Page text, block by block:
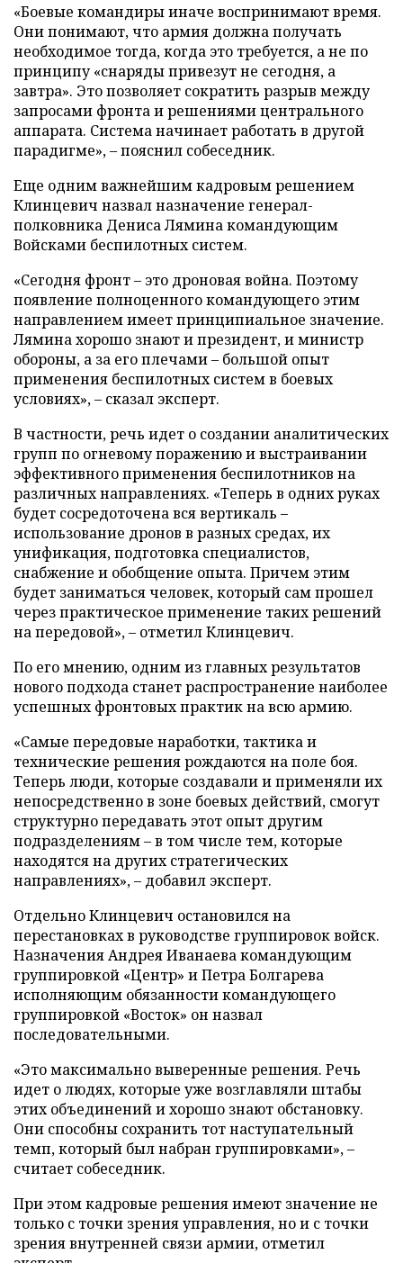
«Боевые командиры иначе воспринимают время.
Они понимают, что армия должна получать
необходимое тогда, когда это требуется, а не по
принципу «снаряды привезут не сегодня, а
завтра». Это позволяет сократить разрыв между
запросами фронта и решениями центрального
аппарата. Система начинает работать в другой
парадигме», – пояснил собеседник.
Еще одним важнейшим кадровым решением
Клинцевич назвал назначение генерал-
полковника Дениса Лямина командующим
Войсками беспилотных систем.
«Сегодня фронт – это дроновая война. Поэтому
появление полноценного командующего этим
направлением имеет принципиальное значение.
Лямина хорошо знают и президент, и министр
обороны, а за его плечами – большой опыт
применения беспилотных систем в боевых
условиях», – сказал эксперт.
В частности, речь идет о создании аналитических
групп по огневому поражению и выстраивании
эффективного применения беспилотников на
различных направлениях. «Теперь в одних руках
будет сосредоточена вся вертикаль –
использование дронов в разных средах, их
унификация, подготовка специалистов,
снабжение и обобщение опыта. Причем этим
будет заниматься человек, который сам прошел
через практическое применение таких решений
на передовой», – отметил Клинцевич.
По его мнению, одним из главных результатов
нового подхода станет распространение наиболее
успешных фронтовых практик на всю армию.
«Самые передовые наработки, тактика и
технические решения рождаются на поле боя.
Теперь люди, которые создавали и применяли их
непосредственно в зоне боевых действий, смогут
структурно передавать этот опыт другим
подразделениям – в том числе тем, которые
находятся на других стратегических
направлениях», – добавил эксперт.
Отдельно Клинцевич остановился на
перестановках в руководстве группировок войск.
Назначения Андрея Иванаева командующим
группировкой «Центр» и Петра Болгарева
исполняющим обязанности командующего
группировкой «Восток» он назвал
последовательными.
«Это максимально выверенные решения. Речь
идет о людях, которые уже возглавляли штабы
этих объединений и хорошо знают обстановку.
Они способны сохранить тот наступательный
темп, который был набран группировками», –
считает собеседник.
При этом кадровые решения имеют значение не
только с точки зрения управления, но и с точки
зрения внутренней связи армии, отметил